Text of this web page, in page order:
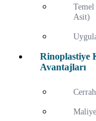
Asit)
Rinoplastiye
Avantajları